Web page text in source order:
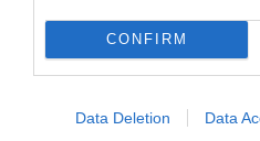
CONFIRM
Data Deletion Data
των παιδιών στο
διαδίκτυο
ΑΑΔΕ: Διευκρινίσεις
για τα πρόστιμα σε
αφορούν τους ΦΗΜ
31.07.2026